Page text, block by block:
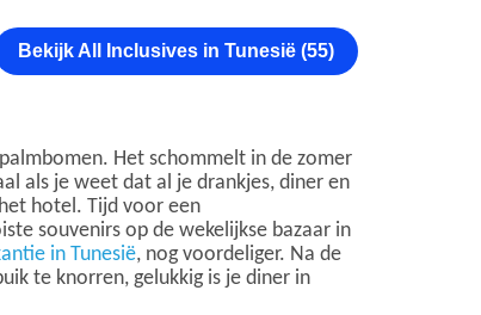
Bekijk All Inclusives in Tunesië (55)
Het schommelt in de zomer
als je weet dat al je drankjes, diner en
hotel. Tijd voor een
souvenirs op de wekelijkse bazaar in
in Tunesië, nog voordeliger. Na de
te knorren, gelukkig is je diner in